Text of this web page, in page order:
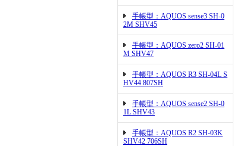
手帳型：AQUOS sense3 SH-0
2M SHV45
手帳型：AQUOS zero2 SH-01
M SHV47
手帳型：AQUOS R3 SH-04L S
HV44 807SH
手帳型：AQUOS sense2 SH-0
1L SHV43
手帳型：AQUOS R2 SH-03K
SHV42 706SH